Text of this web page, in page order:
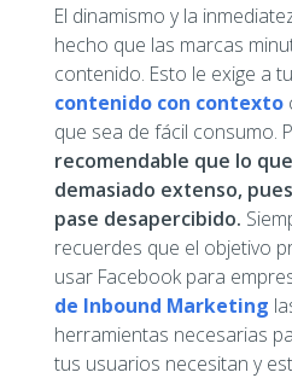
El dinamismo y la
hecho que las marcas
contenido. Esto le exige a
contenido con contexto
que sea de fácil consumo.
recomendable que lo
demasiado extenso,
pase desapercibido.
recuerdes que el objetivo
usar Facebook para
de Inbound Marketing
herramientas necesarias
tus usuarios necesitan y